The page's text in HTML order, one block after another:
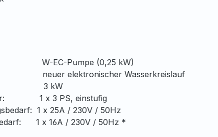
W-EC-Pumpe (0,25 kW)
neuer elektronischer Wasserkreislauf
3 kW
1 x 3 PS,
1 x 25A / 230V / 50Hz
1 x 16A / 230V / 50Hz *